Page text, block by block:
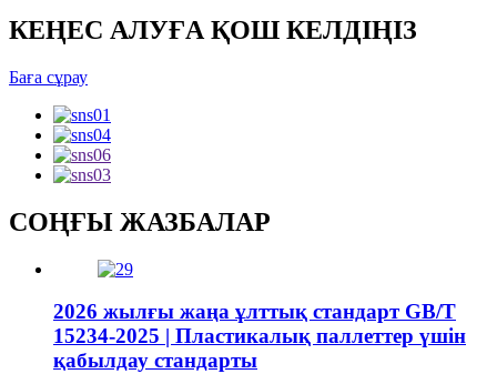
КЕҢЕС АЛУҒА ҚОШ КЕЛДІҢІЗ
Баға сұрау
СОҢҒЫ ЖАЗБАЛАР
2026 жылғы жаңа ұлттық стандарт GB/T
15234-2025 | Пластикалық паллеттер үшін
қабылдау стандарты